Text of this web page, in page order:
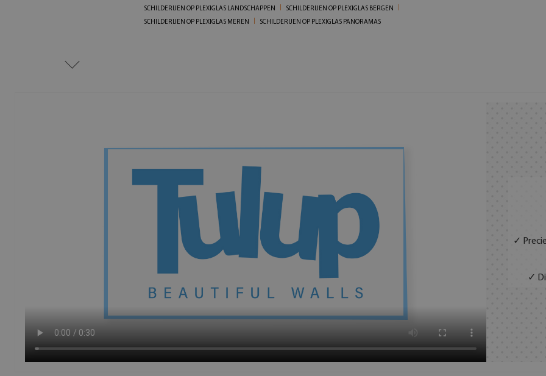
SCHILDERIJEN OP PLEXIGLAS LANDSCHAPPEN
SCHILDERIJEN OP PLEXIGLAS BERGEN
SCHILDERIJEN OP PLEXIGLAS MEREN
SCHILDERIJEN OP PLEXIGLAS PANORAMAS
✓
✓